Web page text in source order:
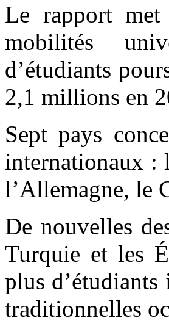
Le rapport met
mobilités
d’étudiants
2,1 millions en
Sept pays
internationaux :
l’Allemagne, le
De nouvelles
Turquie et les
plus
traditionnelles